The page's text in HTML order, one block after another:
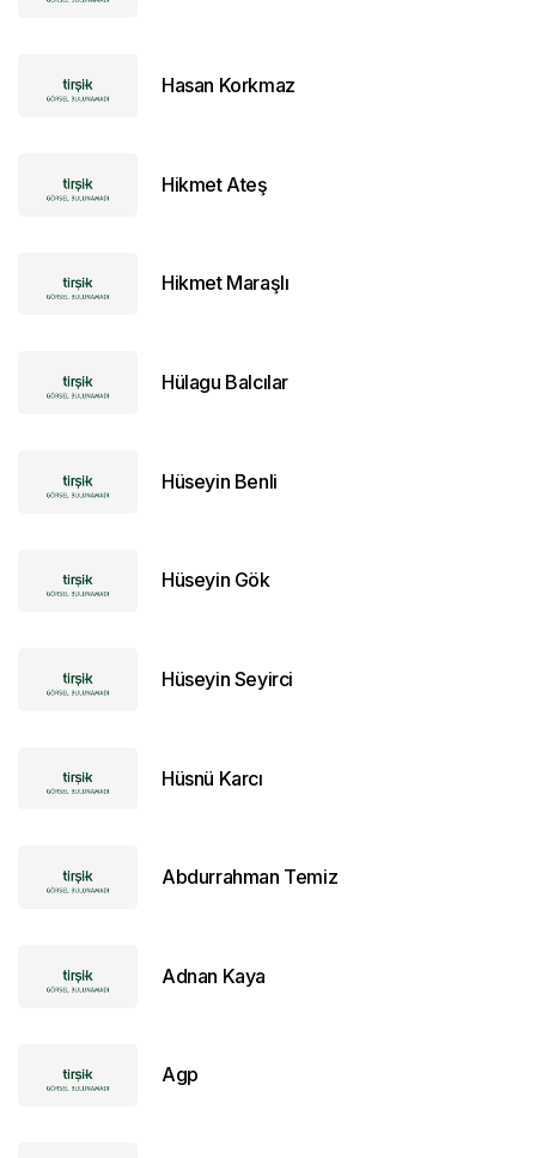
Hasan Korkmaz
Hikmet Ateş
Hikmet Maraşlı
Hülagu Balcılar
Hüseyin Benli
Hüseyin Gök
Hüseyin Seyirci
Hüsnü Karcı
Abdurrahman Temiz
Adnan Kaya
Agp